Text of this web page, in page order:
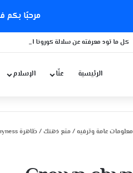
مرحبًا بكم
كل ما تود معرفته عن سلالة كورونا الجديدة
الرئيسية عنّا الإسلام
معلومات عامة وترفيه / متع ذهنك/ ظاهرة Crown shyness